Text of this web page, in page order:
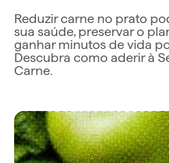
Reduzir carne no prato
sua saúde, preservar o
ganhar minutos de vida
Descubra como aderir à
Carne.